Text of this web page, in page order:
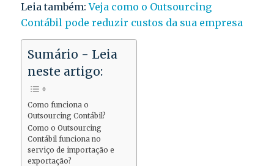
Leia também:Veja como o Outsourcing
Contábil pode reduzir custos da sua empresa
Sumário - Leia
neste artigo:
Como funciona o
Outsourcing Contábil?
Como o Outsourcing
Contábil funciona no
serviço de importação e
exportação?